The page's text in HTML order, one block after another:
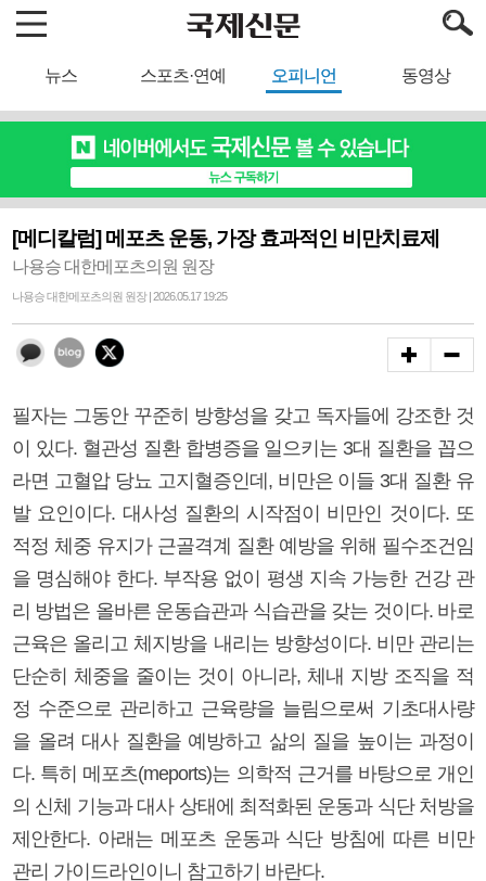
뉴스 스포츠·연예 오피니언 동영상
[메디칼럼] 메포츠 운동, 가장 효과적인 비만치료제
나용승 대한메포츠의원 원장
나용승 대한메포츠의원 원장 | 2026.05.17 19:25
필자는 그동안 꾸준히 방향성을 갖고 독자들에 강조한 것
이 있다. 혈관성 질환 합병증을 일으키는 3대 질환을 꼽으
라면 고혈압 당뇨 고지혈증인데, 비만은 이들 3대 질환 유
발 요인이다. 대사성 질환의 시작점이 비만인 것이다. 또
적정 체중 유지가 근골격계 질환 예방을 위해 필수조건임
을 명심해야 한다. 부작용 없이 평생 지속 가능한 건강 관
리 방법은 올바른 운동습관과 식습관을 갖는 것이다. 바로
근육은 올리고 체지방을 내리는 방향성이다. 비만 관리는
단순히 체중을 줄이는 것이 아니라, 체내 지방 조직을 적
정 수준으로 관리하고 근육량을 늘림으로써 기초대사량
을 올려 대사 질환을 예방하고 삶의 질을 높이는 과정이
다. 특히 메포츠(meports)는 의학적 근거를 바탕으로 개인
의 신체 기능과 대사 상태에 최적화된 운동과 식단 처방을
제안한다. 아래는 메포츠 운동과 식단 방침에 따른 비만
관리 가이드라인이니 참고하기 바란다.